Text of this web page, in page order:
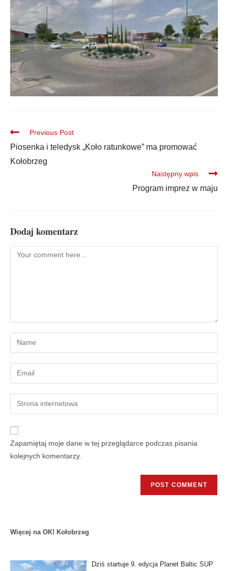
Previous Post
Piosenka i teledysk „Koło ratunkowe” ma promować
Kołobrzeg
Następny wpis
Program imprez w maju
Dodaj komentarz
Zapamiętaj moje dane w tej przeglądarce podczas pisania
kolejnych komentarzy.
Więcej na OK! Kołobrzeg
Dziś startuje 9. edycja Planet Baltic SUP